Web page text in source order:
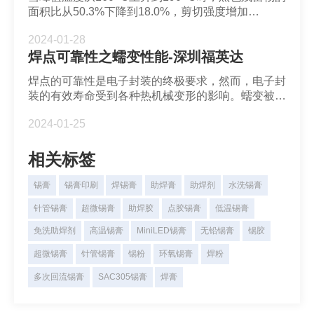
面积比从50.3%下降到18.0%，剪切强度增加
表现出更大的韧性。
2024-01-28
焊点可靠性之蠕变性能-深圳福英达
焊点的可靠性是电子封装的终极要求，然而，电子封
装的有效寿命受到各种热机械变形的影响。蠕变被认
2024-01-25
相关标签
锡膏 锡膏印刷 焊锡膏 助焊膏 助焊剂 水洗锡膏
针管锡膏 超微锡膏 助焊胶 点胶锡膏 低温锡膏
免洗助焊剂 高温锡膏 MiniLED锡膏 无铅锡膏 锡胶
超微锡膏 针管锡膏 锡粉 环氧锡膏 焊粉
多次回流锡膏 SAC305锡膏 焊膏